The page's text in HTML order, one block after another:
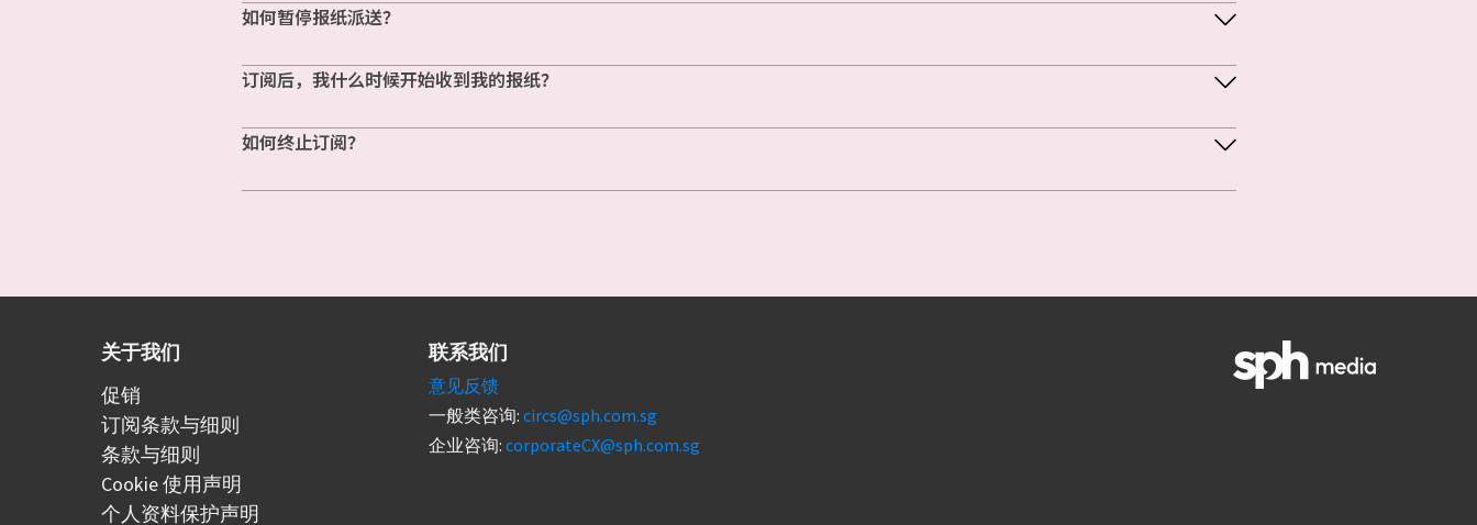
如何暂停报纸派送？
订阅后，我什么时候开始收到我的报纸？
如何终止订阅？
关于我们
促销
订阅条款与细则
条款与细则
Cookie 使用声明
个人资料保护声明
联系我们
意见反馈
一般类咨询: circs@sph.com.sg
企业咨询: corporateCX@sph.com.sg